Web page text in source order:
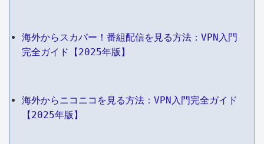
海外からスカパー！番組配信を見る方法：VPN入門
完全ガイド【2025年版】
海外からニコニコを見る方法：VPN入門完全ガイド
【2025年版】